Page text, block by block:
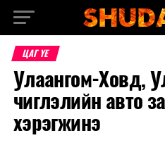
ЦАГ ҮЕ
Улаангом-Ховд,
чиглэлийн авто
хэрэгжинэ